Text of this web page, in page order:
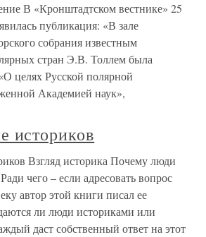
В «Кронштадтском вестнике» 25
публикация: «В зале
собрания известным
стран Э.В. Толлем была
целях Русской полярной
Академией наук»,
историков
Взгляд историка Почему люди
чего – если адресовать вопрос
автор этой книги писал ее
ли люди историками или
даст собственный ответ на этот